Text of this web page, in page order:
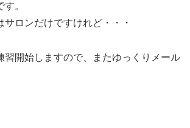
。
サロンだけですけれど・・・
習開始しますので、またゆっくりメール